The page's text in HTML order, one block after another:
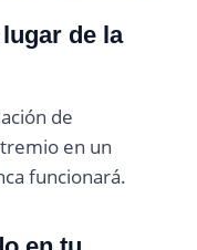
de la
de
en un
funcionará.